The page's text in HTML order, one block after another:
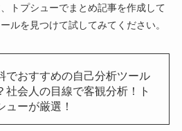
トプシューでまとめ記事を作成して
ルを見つけて試してみてください。
でおすすめの自己分析ツール
社会人の目線で客観分析！ト
ューが厳選！